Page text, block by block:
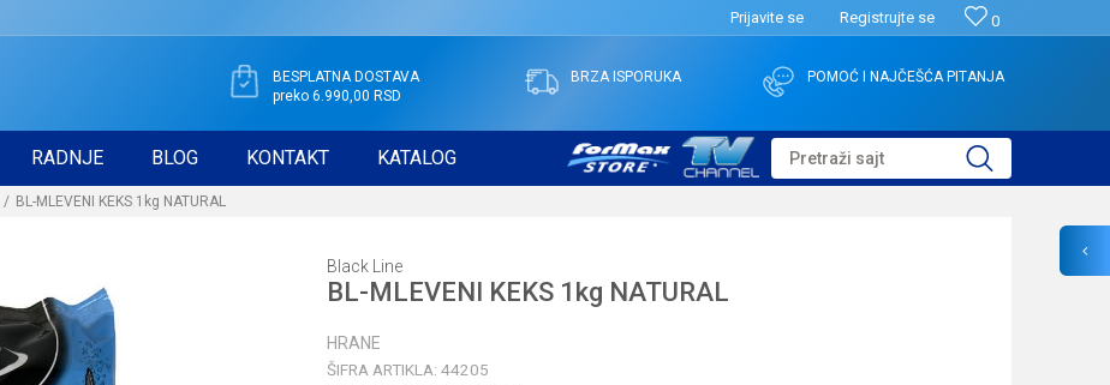
0
Prijavite se Registrujte se
BESPLATNA DOSTAVA
preko 6.990,00 RSD
BRZA ISPORUKA POMOĆ I NAJČEŠĆA PITANJA
RADNJE BLOG KONTAKT KATALOG Pretraži sajt
BL-MLEVENI KEKS 1kg NATURAL
Black Line
BL-MLEVENI KEKS 1kg NATURAL
HRANE
ŠIFRA ARTIKLA: 44205